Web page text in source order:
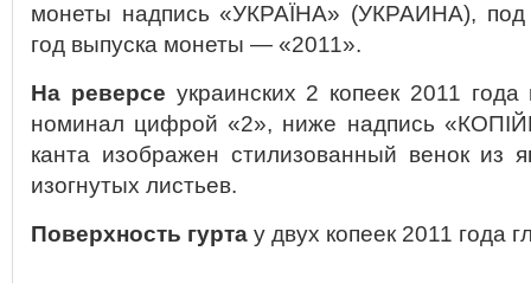
монеты надпись «УКРАЇНА» (УКРАИНА), под
год выпуска монеты — «2011».
На реверсе украинских 2 копеек 2011
номинал цифрой «2», ниже надпись
канта изображен стилизованный венок из
изогнутых листьев.
Поверхность гурта у двух копеек 2011 года